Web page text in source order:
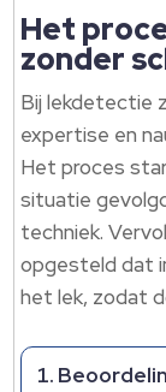
Het
zonder
Bij lekdetectie
expertise en
Het proces
situatie
techniek.
opgesteld dat
het lek, zodat